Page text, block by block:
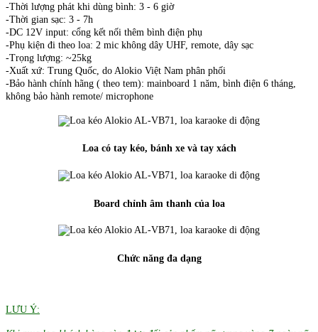
-Thời lượng phát khi dùng bình: 3 - 6 giờ
-Thời gian sạc: 3 - 7h
-DC 12V input: cổng kết nối thêm bình điện phụ
-Phụ kiện đi theo loa: 2 mic không dây UHF, remote, dây sạc
-Trọng lượng: ~25kg
-Xuất xứ: Trung Quốc, do Alokio Việt Nam phân phối
-Bảo hành chính hãng ( theo tem): mainboard 1 năm, bình điện 6 tháng,
không bảo hành remote/ microphone
Loa có tay kéo, bánh xe và tay xách
Board chỉnh âm thanh của loa
Chức năng đa dạng
LƯU Ý: